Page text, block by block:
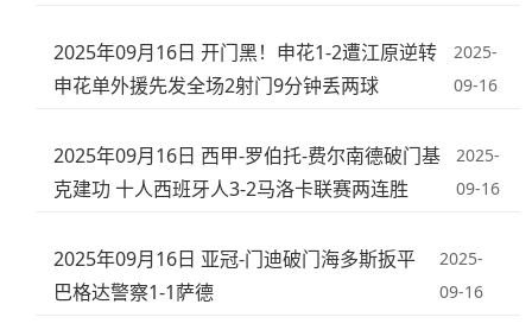
2025年09月16日 开门黑！申花1-2遭江原逆转
申花单外援先发全场2射门9分钟丢两球
2025-
09-16
2025年09月16日 西甲-罗伯托-费尔南德破门基
克建功 十人西班牙人3-2马洛卡联赛两连胜
2025-
09-16
2025年09月16日 亚冠-门迪破门海多斯扳平
巴格达警察1-1萨德
2025-
09-16